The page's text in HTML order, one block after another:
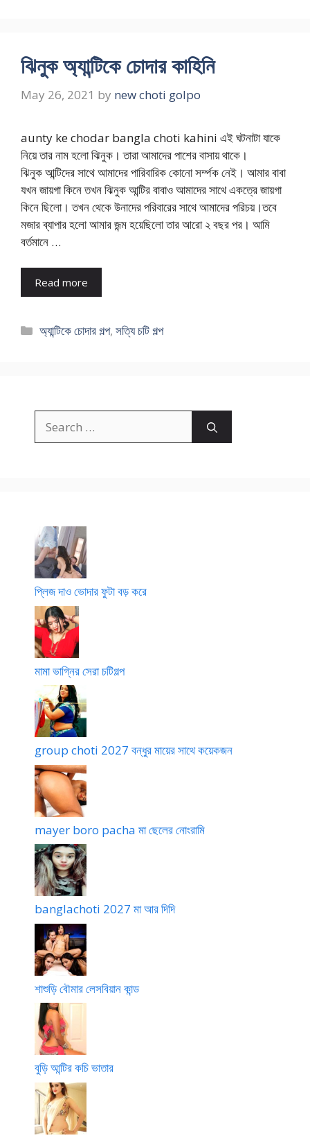
ঝিনুক অ্যান্টিকে চোদার কাহিনি
May 26, 2021 by new choti golpo
aunty ke chodar bangla choti kahini এই ঘটনাটা যাকে
নিয়ে তার নাম হলো ঝিনুক। তারা আমাদের পাশের বাসায় থাকে।
ঝিনুক আন্টিদের সাথে আমাদের পারিবারিক কোনো সর্ম্পক নেই। আমার বাবা
যখন জায়গা কিনে তখন ঝিনুক আন্টির বাবাও আমাদের সাথে একত্রে জায়গা
কিনে ছিলো। তখন থেকে উনাদের পরিবারের সাথে আমাদের পরিচয়।তবে
মজার ব্যাপার হলো আমার জন্ম হয়েছিলো তার আরো ২ বছর পর। আমি
বর্তমানে …
Read more
Categories
অ্যান্টিকে চোদার গল্প,সত্যি চটি গল্প
for:
প্লিজ দাও ভোদার ফুটা বড় করে
মামা ভাগ্নির সেরা চটিগল্প
group choti 2027 বন্ধুর মায়ের সাথে কয়েকজন
mayer boro pacha মা ছেলের নোংরামি
banglachoti 2027 মা আর দিদি
শাশুড়ি বৌমার লেসবিয়ান কান্ড
বুড়ি আন্টির কচি ভাতার